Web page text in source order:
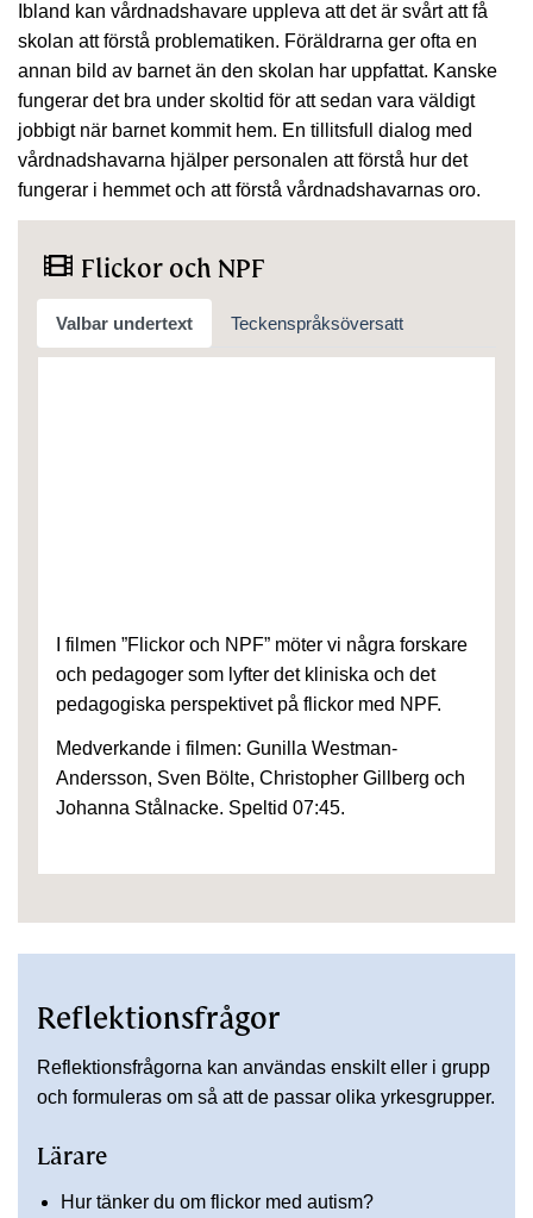
Ibland kan vårdnadshavare uppleva att det är svårt att få
skolan att förstå problematiken. Föräldrarna ger ofta en
annan bild av barnet än den skolan har uppfattat. Kanske
fungerar det bra under skoltid för att sedan vara väldigt
jobbigt när barnet kommit hem. En tillitsfull dialog med
vårdnadshavarna hjälper personalen att förstå hur det
fungerar i hemmet och att förstå vårdnadshavarnas oro.
Flickor och NPF
Valbar undertext Teckenspråksöversatt
I filmen ”Flickor och NPF” möter vi några forskare
och pedagoger som lyfter det kliniska och det
pedagogiska perspektivet på flickor med NPF.
Medverkande i filmen: Gunilla Westman-
Andersson, Sven Bölte, Christopher Gillberg och
Johanna Stålnacke. Speltid 07:45.
Reflektionsfrågor
Reflektionsfrågorna kan användas enskilt eller i grupp
och formuleras om så att de passar olika yrkesgrupper.
Lärare
Hur tänker du om flickor med autism?